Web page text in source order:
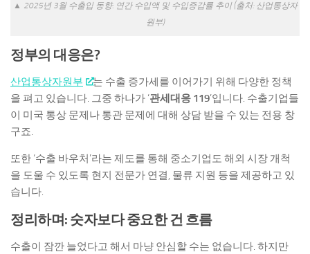
▲ 2025년 3월 수출입 동향: 연간 수입액 및 수입증감률 추이 (출처: 산업통상자
원부)
정부의 대응은?
산업통상자원부
는 수출 증가세를 이어가기 위해 다양한 정책
을 펴고 있습니다. 그중 하나가 ‘관세대응 119’입니다. 수출기업들
이 미국 통상 문제나 통관 문제에 대해 상담 받을 수 있는 전용 창
구죠.
또한 ‘수출 바우처’라는 제도를 통해 중소기업도 해외 시장 개척
을 도울 수 있도록 현지 전문가 연결, 물류 지원 등을 제공하고 있
습니다.
정리하며: 숫자보다 중요한 건 흐름
수출이 잠깐 늘었다고 해서 마냥 안심할 수는 없습니다. 하지만